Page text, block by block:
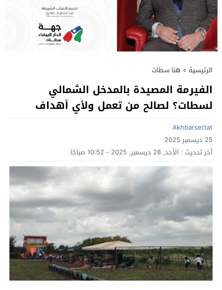
الرئيسية » هنا سطات
الفيرمة المصيدة بالمدخل الشمالي
لسطات؟ لصالح من تعمل ولأي أهداف
Akhbarsettat
25 ديسمبر 2025
آخر تحديث : الأحد, 28 ديسمبر, 2025 - 10:52 صباحًا